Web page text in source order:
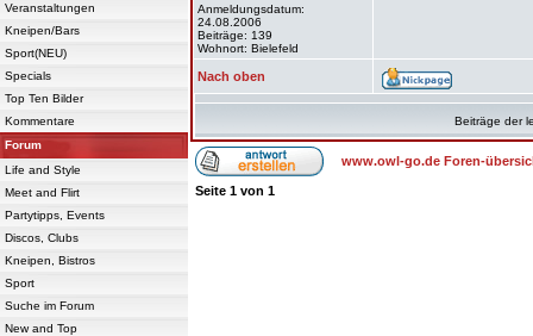
Veranstaltungen
Kneipen/Bars
Sport(NEU)
Specials
Top Ten Bilder
Kommentare
Forum
Life and Style
Meet and Flirt
Partytipps, Events
Discos, Clubs
Kneipen, Bistros
Sport
Suche im Forum
New and Top
Anmeldungsdatum:
24.08.2006
Beiträge: 139
Wohnort: Bielefeld
Nach oben
Beiträge der
www.owl-go.de Foren-
Seite 1 von 1